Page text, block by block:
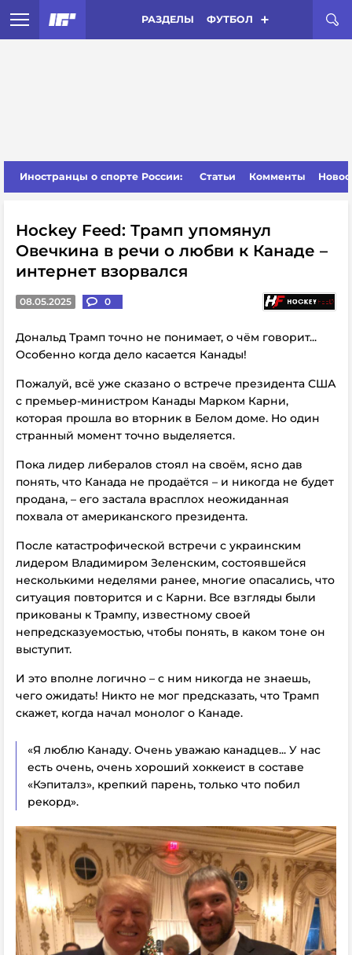
РАЗДЕЛЫ ФУТБОЛ
Иностранцы о спорте России: Статьи Комменты
Hockey Feed: Трамп упомянул
Овечкина в речи о любви к Канаде –
интернет взорвался
08.05.2025 0
Дональд Трамп точно не понимает, о чём говорит...
Особенно когда дело касается Канады!
Пожалуй, всё уже сказано о встрече президента США
с премьер-министром Канады Марком Карни,
которая прошла во вторник в Белом доме. Но один
странный момент точно выделяется.
Пока лидер либералов стоял на своём, ясно дав
понять, что Канада не продаётся – и никогда не будет
продана, – его застала врасплох неожиданная
похвала от американского президента.
После катастрофической встречи с украинским
лидером Владимиром Зеленским, состоявшейся
несколькими неделями ранее, многие опасались, что
ситуация повторится и с Карни. Все взгляды были
прикованы к Трампу, известному своей
непредсказуемостью, чтобы понять, в каком тоне он
выступит.
И это вполне логично – с ним никогда не знаешь,
чего ожидать! Никто не мог предсказать, что Трамп
скажет, когда начал монолог о Канаде.
«Я люблю Канаду. Очень уважаю канадцев... У нас
есть очень, очень хороший хоккеист в составе
«Кэпиталз», крепкий парень, только что побил
рекорд».